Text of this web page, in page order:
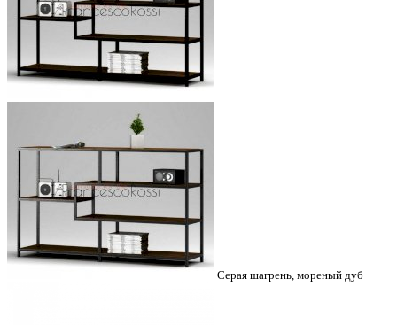
Серая шагрень, мореный дуб